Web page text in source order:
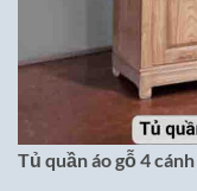
Tủ quần áo gỗ 4 cánh